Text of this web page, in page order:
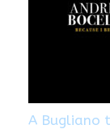
A Bugliano